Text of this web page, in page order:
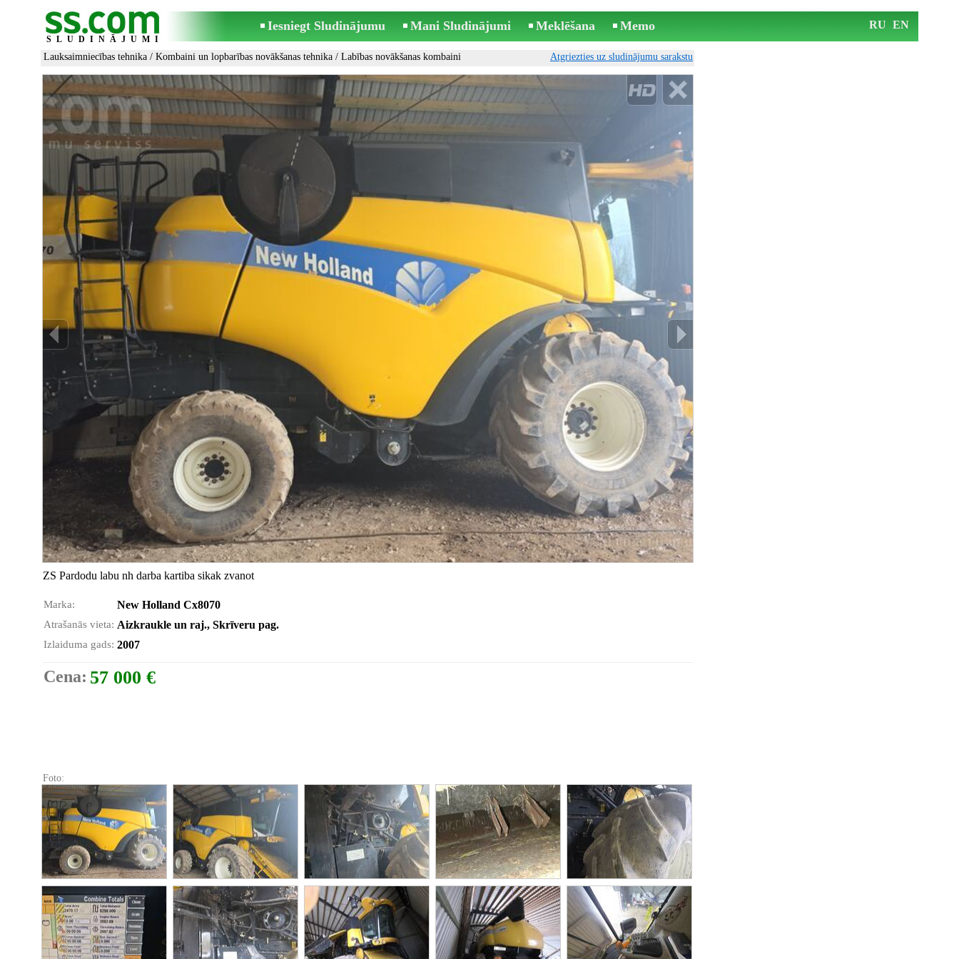
SLUDINĀJUMI
Iesniegt Sludinājumu Mani Sludinājumi Meklēšana Memo RU EN
Lauksaimniecības tehnika / Kombaini un lopbarības novākšanas tehnika / Labības novākšanas kombaini Atgriezties uz sludinājumu sarakstu
ZS Pardodu labu nh darba kartiba sikak zvanot
Marka: New Holland Cx8070
Atrašanās vieta: Aizkraukle un raj., Skrīveru pag.
Izlaiduma gads: 2007
Cena: 57 000 €
Foto: